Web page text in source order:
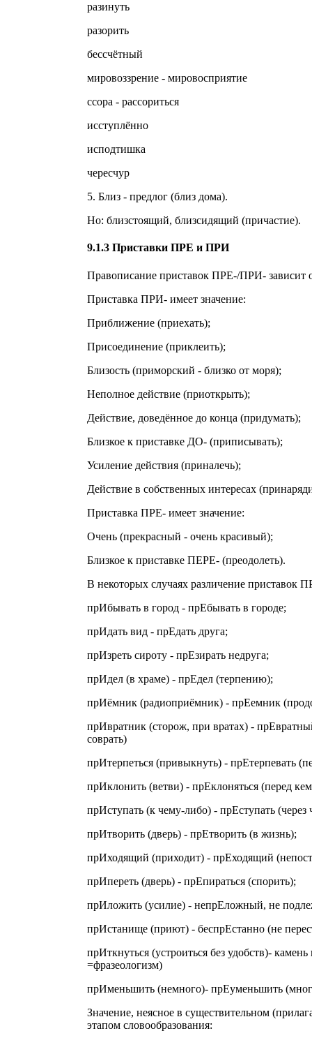
разинуть
разорить
бессчётный
мировоззрение - мировосприятие
ссора - рассориться
исступлённо
исподтишка
чересчур
5. Близ - предлог (близ дома).
Но: близстоящий, близсидящий (причастие).
9.1.3 Приставки ПРЕ и ПРИ
Правописание приставок ПРЕ-/ПРИ- зависит
Приставка ПРИ- имеет значение:
Приближение (приехать);
Присоединение (приклеить);
Близость (приморский - близко от моря);
Неполное действие (приоткрыть);
Действие, доведённое до конца (придумать);
Близкое к приставке ДО- (приписывать);
Усиление действия (приналечь);
Действие в собственных интересах
Приставка ПРЕ- имеет значение:
Очень (прекрасный - очень красивый);
Близкое к приставке ПЕРЕ- (преодолеть).
В некоторых случаях различение приставок
прИбывать в город - прЕбывать в городе;
прИдать вид - прЕдать друга;
прИзреть сироту - прЕзирать недруга;
прИдел (в храме) - прЕдел (терпению);
прИёмник (радиоприёмник) - прЕемник
прИвратник (сторож, при вратах) -
соврать)
прИтерпеться (привыкнуть) - прЕтерпевать
прИклонить (ветви) - прЕклоняться (перед
прИступать (к чему-либо) - прЕступать (через
прИтворить (дверь) - прЕтворить (в жизнь);
прИходящий (приходит) - прЕходящий
прИпереть (дверь) - прЕпираться (спорить);
прИложить (усилие) - непрЕложный, не
прИстанище (приют) - беспрЕстанно (не
прИткнуться (устроиться без удобств)-
=фразеологизм)
прИменьшить (немного)- прЕуменьшить
Значение, неясное в существительном
этапом словообразования: